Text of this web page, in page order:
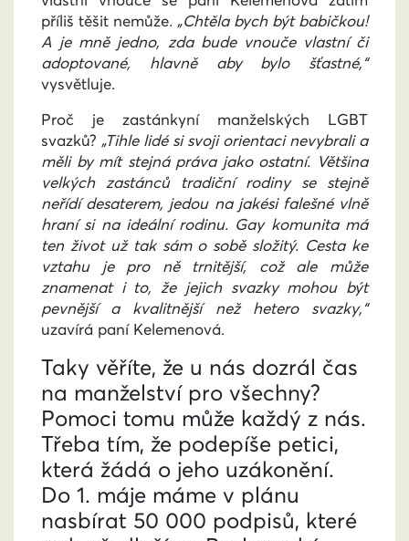
příliš těšit nemůže. „Chtěla bych být babičkou!
A je mně jedno, zda bude vnouče vlastní či
adoptované, hlavně aby bylo šťastné,“
vysvětluje.
Proč je zastánkyní manželských LGBT
svazků? „Tihle lidé si svoji orientaci nevybrali a
měli by mít stejná práva jako ostatní. Většina
velkých zastánců tradiční rodiny se stejně
neřídí desaterem, jedou na jakési falešné vlně
hraní si na ideální rodinu. Gay komunita má
ten život už tak sám o sobě složitý. Cesta ke
vztahu je pro ně trnitější, což ale může
znamenat i to, že jejich svazky mohou být
pevnější a kvalitnější než hetero svazky,“
uzavírá paní Kelemenová.
Taky věříte, že u nás dozrál čas
na manželství pro všechny?
Pomoci tomu může každý z nás.
Třeba tím, že podepíše petici,
která žádá o jeho uzákonění.
Do 1. máje máme v plánu
nasbírat 50 000 podpisů, které